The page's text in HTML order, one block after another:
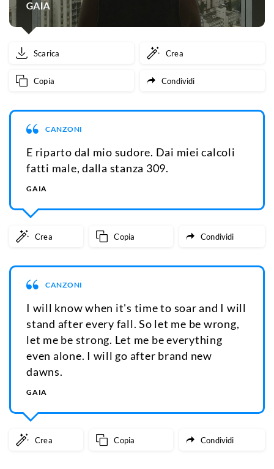
Scarica Crea
Copia Condividi
CANZONI
E riparto dal mio sudore. Dai miei calcoli
fatti male, dalla stanza 309.
GAIA
Crea Copia Condividi
CANZONI
I will know when it's time to soar and I will
stand after every fall. So let me be wrong,
let me be strong. Let me be everything
even alone. I will go after brand new
dawns.
GAIA
Crea Copia Condividi